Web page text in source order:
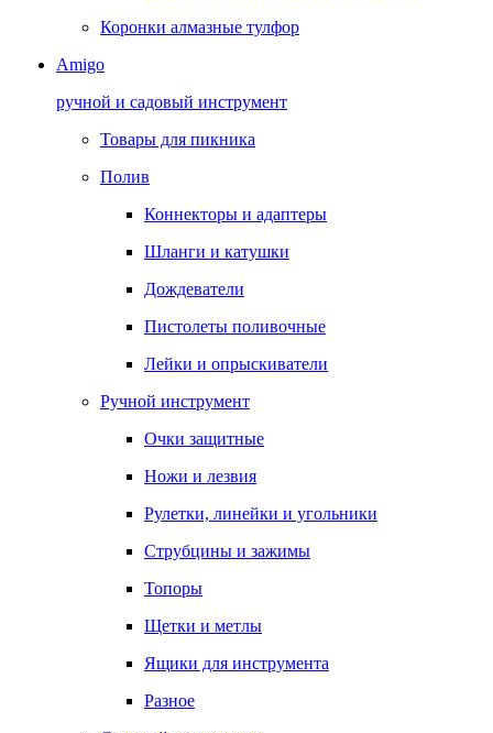
Коронки алмазные тулфор
Amigo
ручной и садовый инструмент
Товары для пикника
Полив
Коннекторы и адаптеры
Шланги и катушки
Дождеватели
Пистолеты поливочные
Лейки и опрыскиватели
Ручной инструмент
Очки защитные
Ножи и лезвия
Рулетки, линейки и угольники
Струбцины и зажимы
Топоры
Щетки и метлы
Ящики для инструмента
Разное